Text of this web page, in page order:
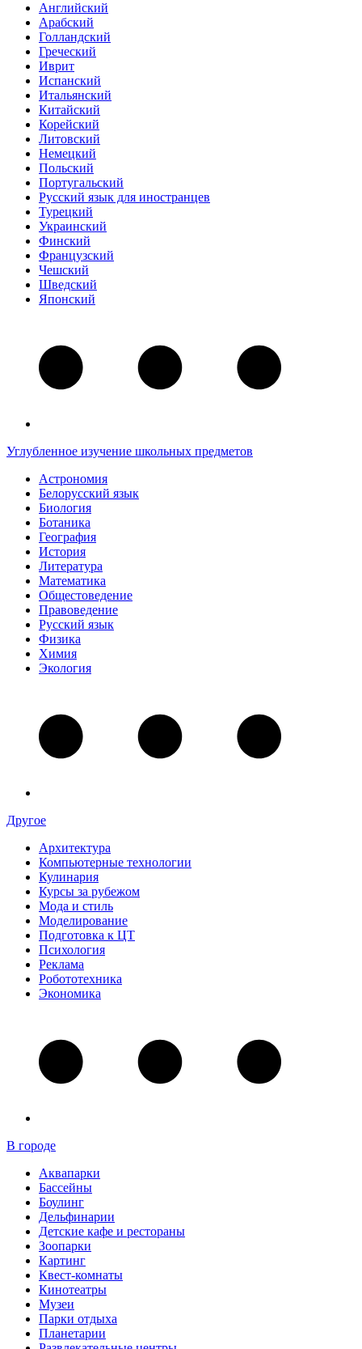
Английский
Арабский
Голландский
Греческий
Иврит
Испанский
Итальянский
Китайский
Корейский
Литовский
Немецкий
Польский
Португальский
Русский язык для иностранцев
Турецкий
Украинский
Финский
Французский
Чешский
Шведский
Японский
Углубленное изучение школьных предметов
Астрономия
Белорусский язык
Биология
Ботаника
География
История
Литература
Математика
Общестоведение
Правоведение
Русский язык
Физика
Химия
Экология
Другое
Архитектура
Компьютерные технологии
Кулинария
Курсы за рубежом
Мода и стиль
Моделирование
Подготовка к ЦТ
Психология
Реклама
Робототехника
Экономика
В городе
Аквапарки
Бассейны
Боулинг
Дельфинарии
Детские кафе и рестораны
Зоопарки
Картинг
Квест-комнаты
Кинотеатры
Музеи
Парки отдыха
Планетарии